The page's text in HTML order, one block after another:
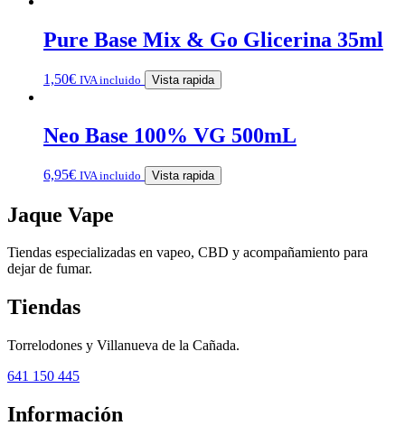
Pure Base Mix & Go Glicerina 35ml
1,50€ IVA incluido Vista rapida
Neo Base 100% VG 500mL
6,95€ IVA incluido Vista rapida
Jaque Vape
Tiendas especializadas en vapeo, CBD y acompañamiento para
dejar de fumar.
Tiendas
Torrelodones y Villanueva de la Cañada.
641 150 445
Información